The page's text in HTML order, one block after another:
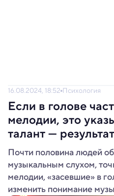
16.08.2024, 18:52 Психология
Если в голове
мелодии, это
талант —
Почти половина людей
музыкальным слухом,
мелодии, «засевшие» в
изменить понимание